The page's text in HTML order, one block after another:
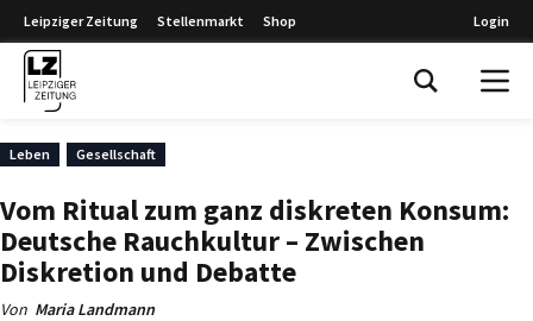
Leipziger Zeitung Stellenmarkt Shop Login
Leben Gesellschaft
Vom Ritual zum ganz diskreten Konsum:
Deutsche Rauchkultur – Zwischen
Diskretion und Debatte
Von Maria Landmann